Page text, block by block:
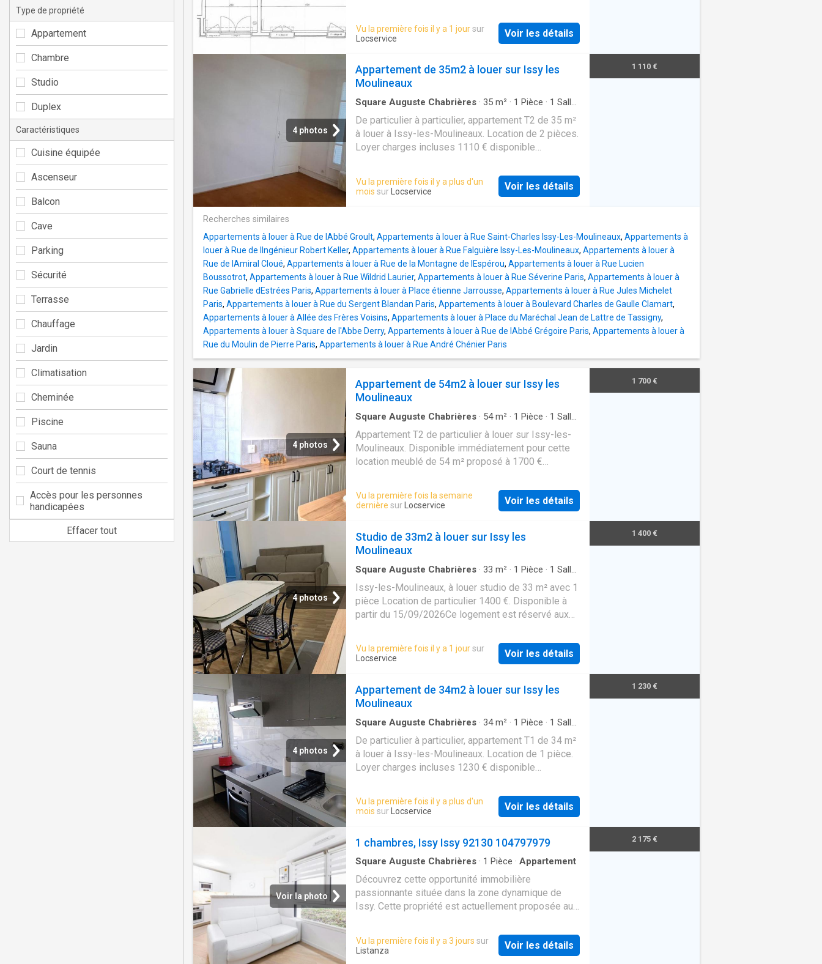
Vu la première fois il y a 1 joursur
Locservice
Voir les détails
4 photos
Appartement de 35m2 à louer sur Issy les
Moulineaux
Square Auguste Chabrières · 35 m² · 1 Pièce · 1 Salle
De particulier à particulier, appartement T2 de 35 m²
à louer à Issy-les-Moulineaux. Location de 2 pièces.
Loyer charges incluses 1110 € disponible
Vu la première fois il y a plus d'un
mois sur Locservice Voir les détails
1 110 €
Recherches similaires
Appartements à louer à Rue de lAbbé Groult, Appartements à louer à Rue Saint-Charles Issy-Les-Moulineaux, Appartements à
louer à Rue de lIngénieur Robert Keller, Appartements à louer à Rue Falguière Issy-Les-Moulineaux, Appartements à louer à
Rue de lAmiral Cloué, Appartements à louer à Rue de la Montagne de lEspérou, Appartements à louer à Rue Lucien
Boussotrot, Appartements à louer à Rue Wildrid Laurier, Appartements à louer à Rue Séverine Paris, Appartements à louer à
Rue Gabrielle dEstrées Paris, Appartements à louer à Place étienne Jarrousse, Appartements à louer à Rue Jules Michelet
Paris, Appartements à louer à Rue du Sergent Blandan Paris, Appartements à louer à Boulevard Charles de Gaulle Clamart,
Appartements à louer à Allée des Frères Voisins, Appartements à louer à Place du Maréchal Jean de Lattre de Tassigny,
Appartements à louer à Square de l'Abbe Derry, Appartements à louer à Rue de lAbbé Grégoire Paris, Appartements à louer à
Rue du Moulin de Pierre Paris, Appartements à louer à Rue André Chénier Paris
4 photos
Appartement de 54m2 à louer sur Issy les
Moulineaux
Square Auguste Chabrières · 54m² · 1 Pièce · 1 Salle
Appartement T2 de particulier à louer sur Issy-les-
Moulineaux. Disponible immédiatement pour cette
location meublé de 54 m² proposé à 1700 €
Vu la première fois la semaine
dernière sur Locservice Voir les détails
1 700 €
4 photos
Studio de 33m2 à louer sur Issy les
Moulineaux
Square Auguste Chabrières · 33 m² · 1 Pièce · 1 Salle
Issy-les-Moulineaux, à louer studio de 33 m² avec 1
pièce Location de particulier 1400 €. Disponible à
partir du 15/09/2026Ce logement est réservé aux
Vu la première fois il y a 1 joursur
Locservice
Voir les détails
1 400 €
4 photos
Appartement de 34m2 à louer sur Issy les
Moulineaux
Square Auguste Chabrières · 34m² · 1 Pièce · 1 Salle
De particulier à particulier, appartement T1 de 34 m²
à louer à Issy-les-Moulineaux. Location de 1 pièce.
Loyer charges incluses 1230 € disponible
Vu la première fois il y a plus d'un
mois sur Locservice Voir les détails
1 230 €
Voir la photo
1 chambres, Issy Issy 92130 104797979
Square Auguste Chabrières · 1 Pièce · Appartement
Découvrez cette opportunité immobilière
passionnante située dans la zone dynamique de
Issy. Cette propriété est actuellement proposée au
un bien dans un emplacement très recherché. Que
vous soyez à la recherche d'un nouvel emplacement
Vu la première fois il y a 3 jours sur
Listanza
Voir les détails
2 175 €
Type de propriété
Appartement
Chambre
Studio
Duplex
Caractéristiques
Cuisine équipée
Ascenseur
Balcon
Cave
Parking
Sécurité
Terrasse
Chauffage
Jardin
Climatisation
Cheminée
Piscine
Sauna
Court de tennis
Accès pour les personnes
handicapées
Effacer tout